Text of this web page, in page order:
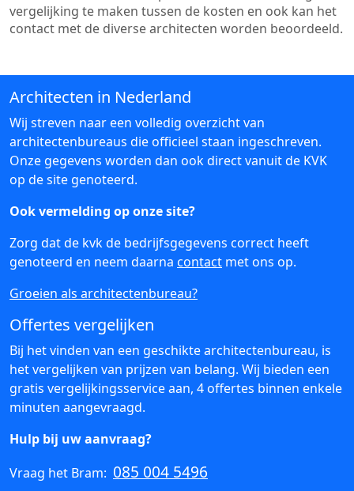
vergelijking te maken tussen de kosten en ook kan het
contact met de diverse architecten worden beoordeeld.
Architecten in Nederland
Wij streven naar een volledig overzicht van
architectenbureaus die officieel staan ingeschreven.
Onze gegevens worden dan ook direct vanuit de KVK
op de site genoteerd.
Ook vermelding op onze site?
Zorg dat de kvk de bedrijfsgegevens correct heeft
genoteerd en neem daarna contact met ons op.
Groeien als architectenbureau?
Offertes vergelijken
Bij het vinden van een geschikte architectenbureau, is
het vergelijken van prijzen van belang. Wij bieden een
gratis vergelijkingsservice aan, 4 offertes binnen enkele
minuten aangevraagd.
Hulp bij uw aanvraag?
Vraag het Bram: 085 004 5496